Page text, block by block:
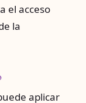
el acceso
la
aplicar